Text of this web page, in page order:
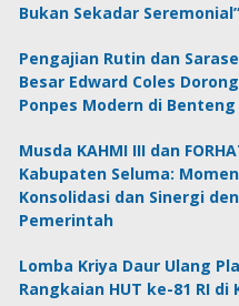
Bukan Sekadar Seremonial”
Pengajian Rutin dan
Besar Edward Coles
Ponpes Modern di Benteng
Musda KAHMI III dan
Kabupaten Seluma:
Konsolidasi dan Sinergi
Pemerintah
Lomba Kriya Daur Ulang
Rangkaian HUT ke-81 RI di